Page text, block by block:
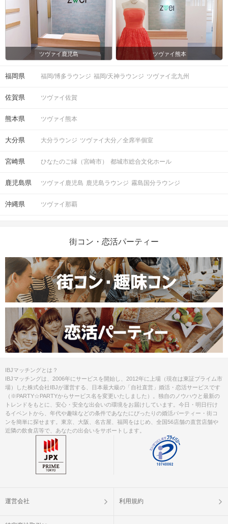
ツヴァイ鹿児島 ツヴァイ熊本
福岡県 福岡/博多ラウンジ 福岡/天神ラウンジ ツヴァイ北九州
佐賀県 ツヴァイ佐賀
熊本県 ツヴァイ熊本
大分県 大分ラウンジ ツヴァイ大分／全席半個室
宮崎県 ひなたのご縁（宮崎市） 都城市総合文化ホール
鹿児島県 ツヴァイ鹿児島 鹿児島ラウンジ 霧島国分ラウンジ
沖縄県 ツヴァイ那覇
街コン・恋活パーティー
IBJマッチングとは？
IBJマッチングは、2006年にサービスを開始し、2012年に上場（現在は東証プライム市
場）した株式会社IBJが運営する、日本最大級の「自社直営」婚活・恋活サービスです
（※PARTY☆PARTYからサービス名を変更いたしました）。独自のノウハウと最新の
トレンドをもとに、安心・安全な出会いの環境をお届けしています。今日・明日行け
るイベントから、年代や趣味などの条件であなたにぴったりの婚活パーティー・街コ
ンを簡単に探せます。東京、大阪、名古屋、福岡をはじめ、全国56店舗の直営店舗や
近隣の飲食店等で、あなたの出会いをサポートします。
運営会社 利用規約